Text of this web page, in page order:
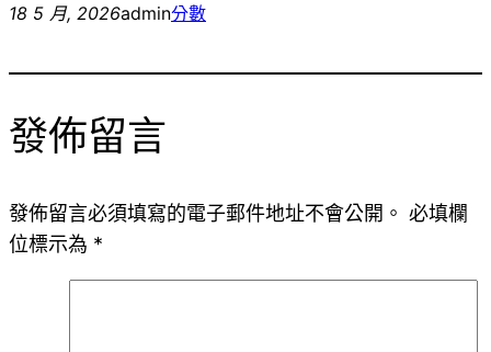
18 5 月, 2026admin分數
發佈留言
發佈留言必須填寫的電子郵件地址不會公開。 必填欄
位標示為 *